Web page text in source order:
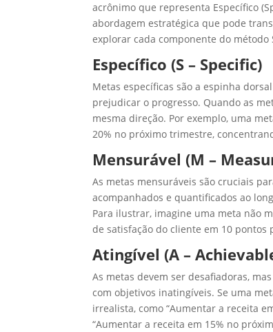
acrônimo que representa Específico
abordagem estratégica que pode
explorar cada componente do
Específico (S – Specific)
Metas específicas são a espinha
prejudicar o progresso. Quando as
mesma direção. Por exemplo, uma
20% no próximo trimestre,
Mensurável (M –
As metas mensuráveis são cruciais
acompanhados e quantificados ao
Para ilustrar, imagine uma meta não
de satisfação do cliente em 10
Atingível (A –
As metas devem ser desafiadoras,
com objetivos inatingíveis. Se uma
irrealista, como “Aumentar a receita
“Aumentar a receita em 15% no